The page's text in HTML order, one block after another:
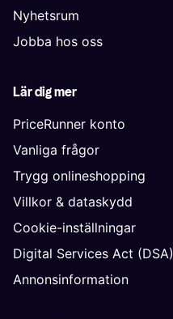
Nyhetsrum
Jobba hos oss
Lär dig mer
PriceRunner konto
Vanliga frågor
Trygg onlineshopping
Villkor & dataskydd
Cookie-inställningar
Digital Services Act (DSA)
Annonsinformation